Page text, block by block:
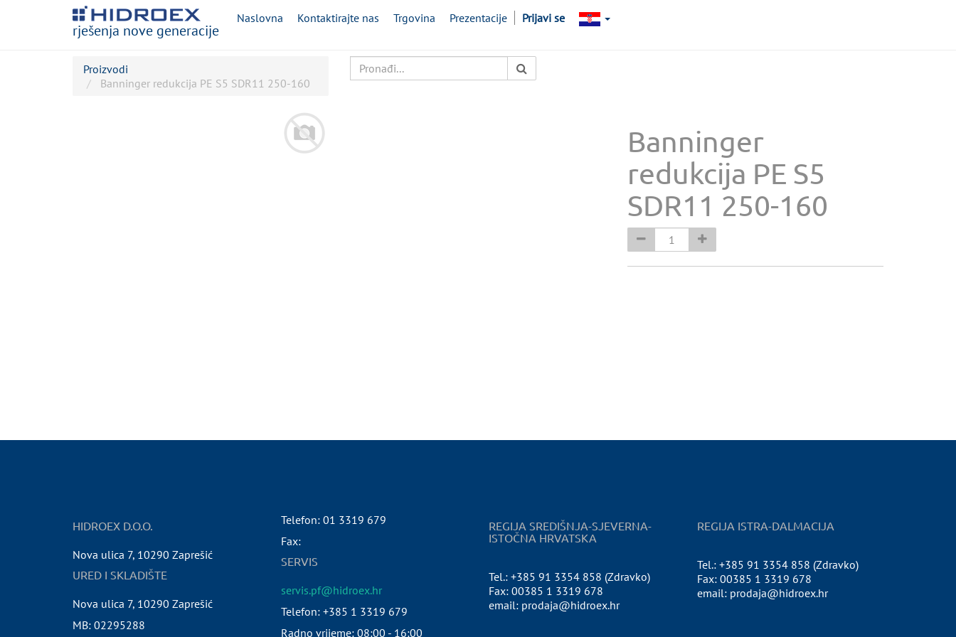
rješenja nove generacije
Naslovna Kontaktirajte nas Trgovina Prezentacije Prijavi se
Proizvodi
Banninger redukcija PE S5 SDR11 250-160
Banninger
redukcija PE S5
SDR11 250-160
HIDROEX D.O.O.
Nova ulica 7, 10290 Zaprešić
URED I SKLADIŠTE
Nova ulica 7, 10290 Zaprešić
MB: 02295288
Telefon: 01 3319 679
Fax:
SERVIS
servis.pf@hidroex.hr
Telefon: +385 1 3319 679
Radno vrijeme: 08:00 - 16:00
REGIJA SREDIŠNJA-SJEVERNA-
ISTOČNA HRVATSKA
Tel.: +385 91 3354 858 (Zdravko)
Fax: 00385 1 3319 678
email: prodaja@hidroex.hr
REGIJA ISTRA-DALMACIJA
Tel.: +385 91 3354 858 (Zdravko)
Fax: 00385 1 3319 678
email: prodaja@hidroex.hr